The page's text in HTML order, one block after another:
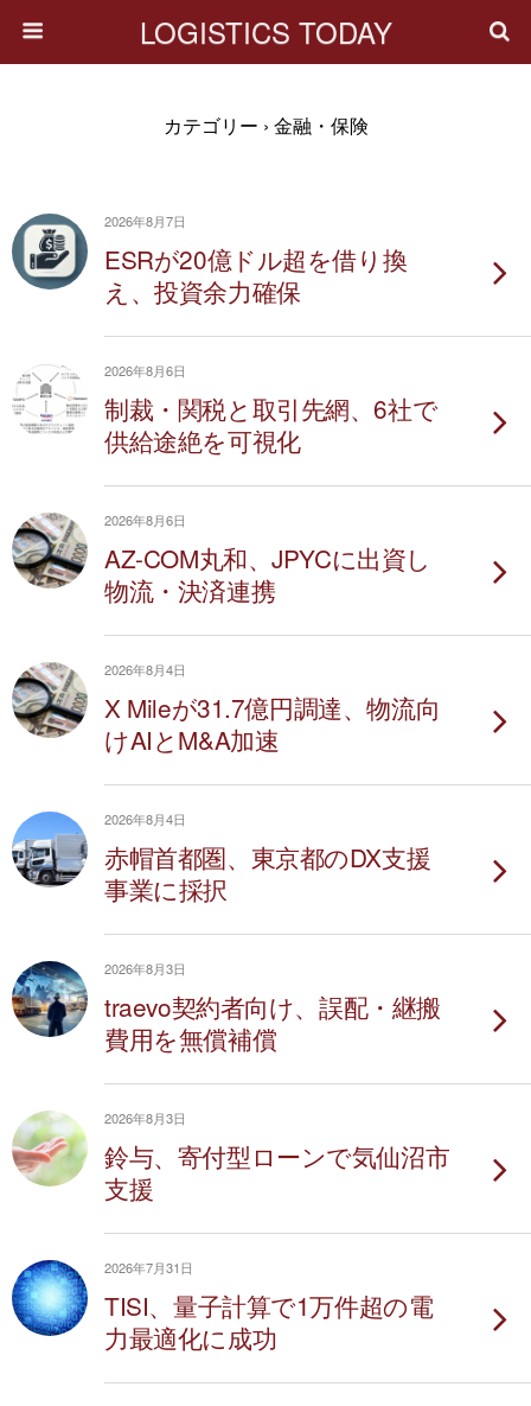
LOGISTICS TODAY
カテゴリー › 金融・保険
2026年8月7日
ESRが20億ドル超を借り換
え、投資余力確保
2026年8月6日
制裁・関税と取引先網、6社で
供給途絶を可視化
2026年8月6日
AZ-COM丸和、JPYCに出資し
物流・決済連携
2026年8月4日
X Mileが31.7億円調達、物流向
けAIとM&A加速
2026年8月4日
赤帽首都圏、東京都のDX支援
事業に採択
2026年8月3日
traevo契約者向け、誤配・継搬
費用を無償補償
2026年8月3日
鈴与、寄付型ローンで気仙沼市
支援
2026年7月31日
TISI、量子計算で1万件超の電
力最適化に成功